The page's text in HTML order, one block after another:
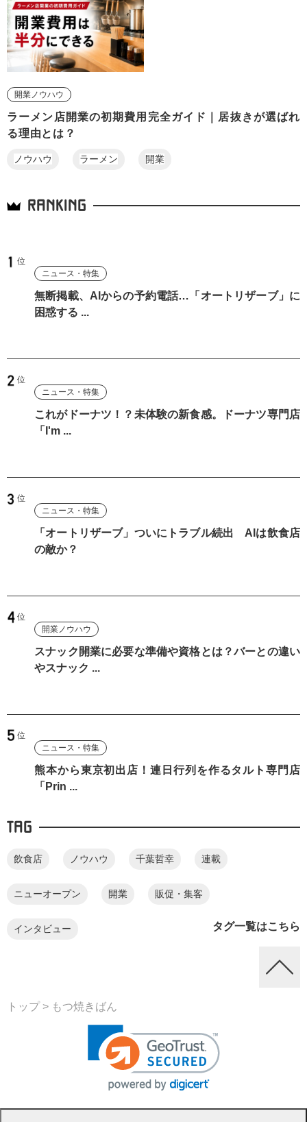
開業ノウハウ
ラーメン店開業の初期費用完全ガイド｜居抜きが選ばれ
る理由とは？
ノウハウ ラーメン 開業
RANKING
ニュース・特集
無断掲載、AIからの予約電話…「オートリザーブ」に
困惑する ...
ニュース・特集
これがドーナツ！？未体験の新食感。ドーナツ専門店
「I'm ...
ニュース・特集
「オートリザーブ」ついにトラブル続出 AIは飲食店
の敵か？
開業ノウハウ
スナック開業に必要な準備や資格とは？バーとの違い
やスナック ...
ニュース・特集
熊本から東京初出店！連日行列を作るタルト専門店
「Prin ...
TAG
飲食店 ノウハウ 千葉哲幸 連載
ニューオープン 開業 販促・集客
インタビュー タグ一覧はこちら
トップ> もつ焼きばん